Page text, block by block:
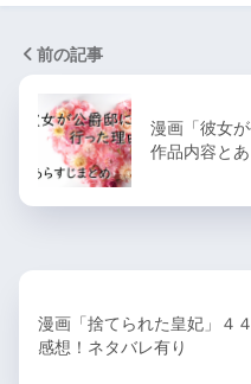
前の記事
漫画「彼女
作品内容と
漫画「捨てられた皇妃」４
感想！ネタバレ有り